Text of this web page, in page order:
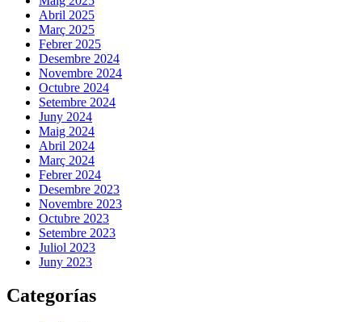
Abril 2025
Març 2025
Febrer 2025
Desembre 2024
Novembre 2024
Octubre 2024
Setembre 2024
Juny 2024
Maig 2024
Abril 2024
Març 2024
Febrer 2024
Desembre 2023
Novembre 2023
Octubre 2023
Setembre 2023
Juliol 2023
Juny 2023
Categorías